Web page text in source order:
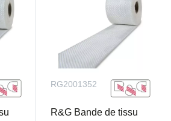
RG2001352
R&G Bande de tissu